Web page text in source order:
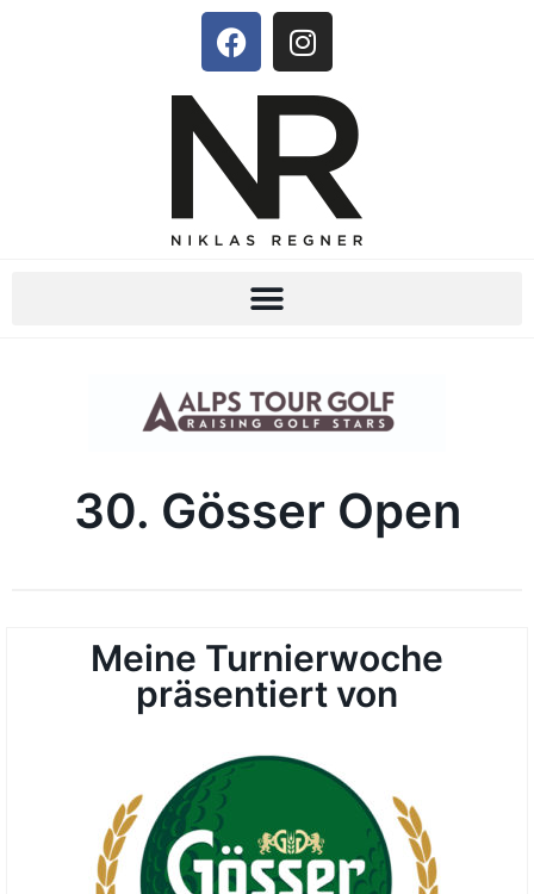
30. Gösser Open
Meine Turnierwoche
präsentiert von